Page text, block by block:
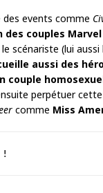
events comme
des couples
le scénariste (lui
aussi des
couple
perpétuer
comme Miss
!